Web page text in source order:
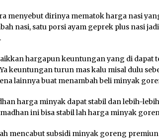
menyebut dirinya mematok harga nasi
nasi, satu porsi ayam geprek plus nasi
hargapun keuntungan yang di dapat
keuntungan turun mas kalu misal dulu
lainnya buat menambah beli minyak
harga minyak dapat stabil dan lebih-
ini bisa stabil lah harga minyak
mencabut subsidi minyak goreng